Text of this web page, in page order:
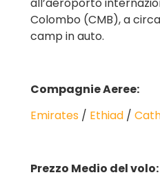
all’aeroporto
Colombo (CMB), a
camp in auto.
Compagnie Aeree:
Emirates/ Ethiad/
Prezzo Medio del volo: